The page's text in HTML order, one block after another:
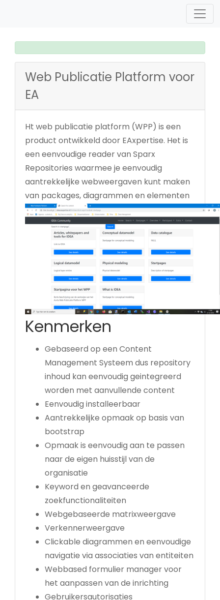
Web Publicatie Platform voor
EA
Ht web publicatie platform (WPP) is een
product ontwikkeld door EAxpertise. Het is
een eenvoudige reader van Sparx
Repositories waarmee je eenvoudig
aantrekkelijke webweergaven kunt maken
van packages, diagrammen en elementen
Kenmerken
Gebaseerd op een Content
Management Systeem dus repository
inhoud kan eenvoudig geintegreerd
worden met aanvullende content
Eenvoudig installeerbaar
Aantrekkelijke opmaak op basis van
bootstrap
Opmaak is eenvoudig aan te passen
naar de eigen huisstijl van de
organisatie
Keyword en geavanceerde
zoekfunctionaliteiten
Webgebaseerde matrixweergave
Verkennerweergave
Clickable diagrammen en eenvoudige
navigatie via associaties van entiteiten
Webbased formulier manager voor
het aanpassen van de inrichting
Gebruikersautorisaties